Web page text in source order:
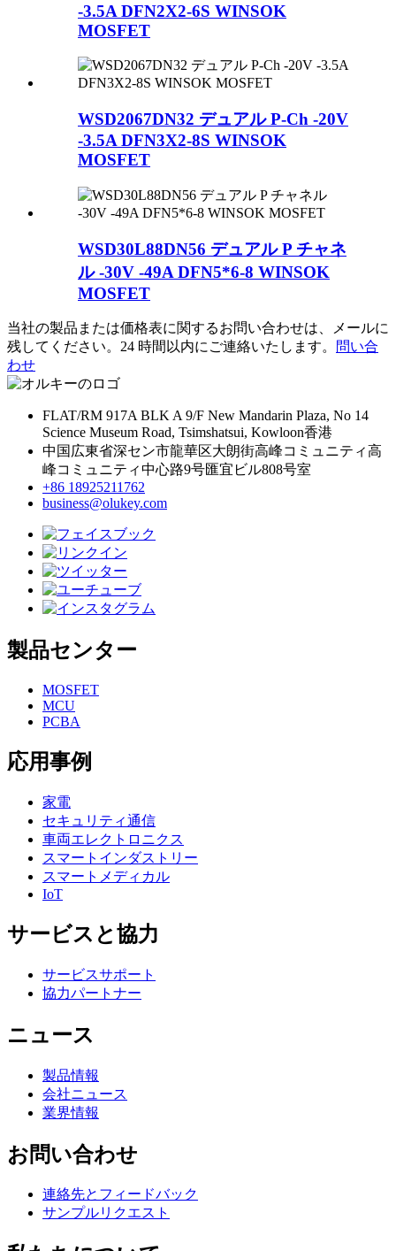
-3.5A DFN2X2-6S WINSOK
MOSFET
WSD2067DN32 デュアル P-Ch -20V
-3.5A DFN3X2-8S WINSOK
MOSFET
WSD30L88DN56 デュアル P チャネ
ル -30V -49A DFN5*6-8 WINSOK
MOSFET
当社の製品または価格表に関するお問い合わせは、メールに
残してください。24 時間以内にご連絡いたします。
問い合
わせ
FLAT/RM 917A BLK A 9/F New Mandarin Plaza, No 14
Science Museum Road, Tsimshatsui, Kowloon香港
中国広東省深セン市龍華区大朗街高峰コミュニティ高
峰コミュニティ中心路9号匯宜ビル808号室
+86 18925211762
business@olukey.com
製品センター
MOSFET
MCU
PCBA
応用事例
家電
セキュリティ通信
車両エレクトロニクス
スマートインダストリー
スマートメディカル
IoT
サービスと協力
サービスサポート
協力パートナー
ニュース
製品情報
会社ニュース
業界情報
お問い合わせ
連絡先とフィードバック
サンプルリクエスト